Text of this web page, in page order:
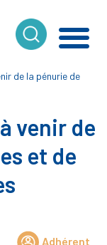
de la pénurie de
venir de
et de
Adhérent